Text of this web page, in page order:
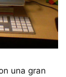
una gran